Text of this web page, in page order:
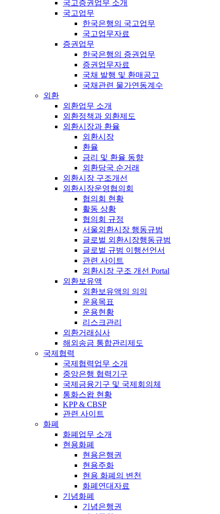
국고증권업무 소개
국고업무
한국은행의 국고업무
국고업무자료
증권업무
한국은행의 증권업무
증권업무자료
국채 발행 및 환매공고
국채관련 물가연동계수
외환
외환업무 소개
외환정책과 외환제도
외환시장과 환율
외환시장
환율
금리 및 환율 동향
외환당국 순거래
외환시장 구조개선
외환시장운영협의회
협의회 현황
활동 상황
협의회 규정
서울외환시장 행동규범
글로벌 외환시장행동규범
글로벌 규범 이행선언서
관련 사이트
외환시장 구조 개선 Portal
외환보유액
외환보유액의 의의
운용목표
운용현황
리스크관리
외환거래심사
해외송금 통합관리제도
국제협력
국제협력업무 소개
중앙은행 협력기구
국제금융기구 및 국제회의체
통화스왑 현황
KPP & CBSP
관련 사이트
화폐
화폐업무 소개
현용화폐
현용은행권
현용주화
현용 화폐의 변천
화폐연대자료
기념화폐
기념은행권